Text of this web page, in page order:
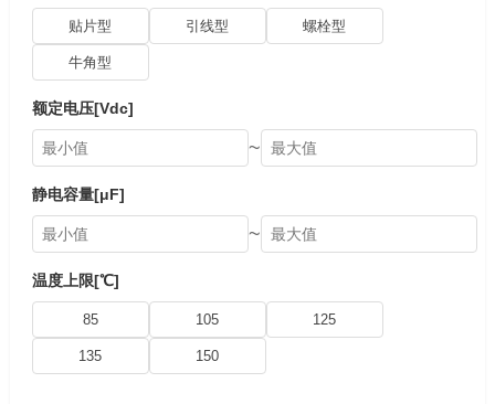
贴片型 引线型 螺栓型
牛角型
额定电压[Vdc]
~
静电容量[μF]
~
温度上限[℃]
85 105 125
135 150